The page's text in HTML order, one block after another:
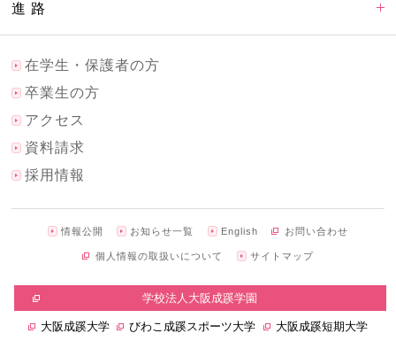
進 路
在学生・保護者の方
卒業生の方
アクセス
資料請求
採用情報
情報公開 お知らせ一覧 English お問い合わせ
個人情報の取扱いについて サイトマップ
学校法人大阪成蹊学園
大阪成蹊大学 びわこ成蹊スポーツ大学
大阪成蹊短期大学